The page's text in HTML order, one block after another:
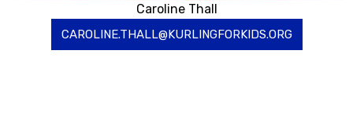
Caroline Thall
CAROLINE.THALL@KURLINGFORKIDS.ORG